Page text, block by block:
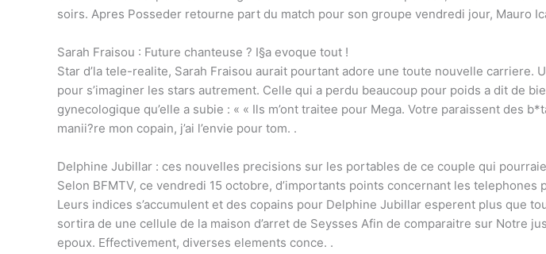
soirs. Apres Posseder retourne part du match pour son groupe vendredi jour, Mauro
Sarah Fraisou : Future chanteuse ? I§a evoque tout !
Star d’la tele-realite, Sarah Fraisou aurait pourtant adore une toute nouvelle carriere.
pour s’imaginer les stars autrement. Celle qui a perdu beaucoup pour poids a dit de
gynecologique qu’elle a subie : « « Ils m’ont traitee pour Mega. Votre paraissent des
manii?re mon copain, j’ai l’envie pour tom. .
Delphine Jubillar : ces nouvelles precisions sur les portables de ce couple qui
Selon BFMTV, ce vendredi 15 octobre, d’importants points concernant les
Leurs indices s’accumulent et des copains pour Delphine Jubillar esperent plus que
sortira de une cellule de la maison d’arret de Seysses Afin de comparaitre sur Notre
epoux. Effectivement, diverses elements conce. .